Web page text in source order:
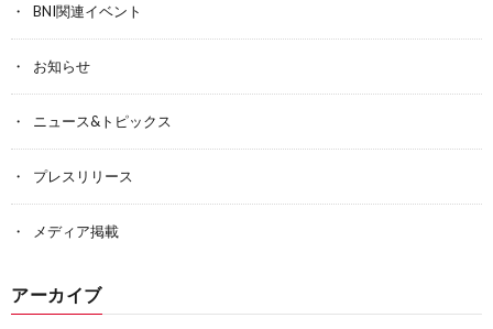
BNI関連イベント
お知らせ
ニュース&トピックス
プレスリリース
メディア掲載
アーカイブ